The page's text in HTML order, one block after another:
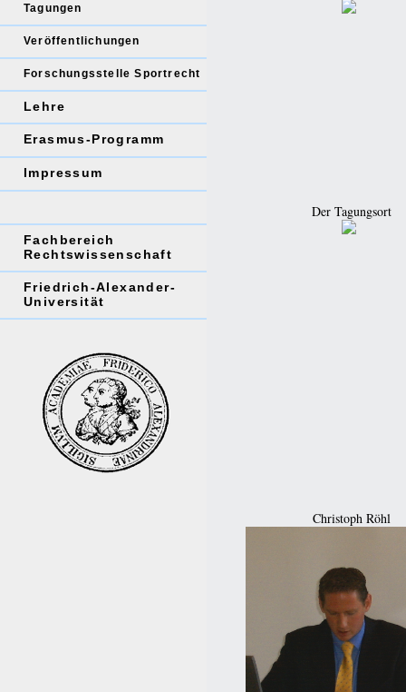
Tagungen
Veröffentlichungen
Forschungsstelle Sportrecht
Lehre
Erasmus-Programm
Impressum
Fachbereich
Rechtswissenschaft
Friedrich-Alexander-
Universität
Der Tagungsort
Christoph Röhl